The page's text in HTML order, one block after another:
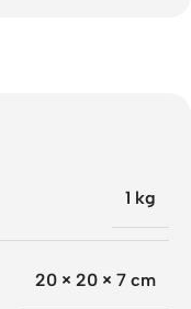
1 kg
20 × 20 × 7 cm